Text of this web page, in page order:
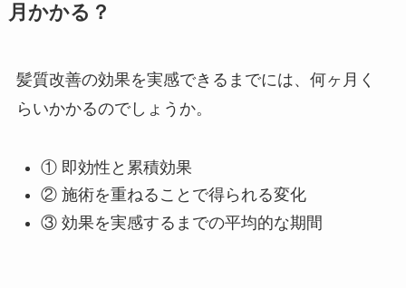
月かかる？
髪質改善の効果を実感できるまでには、何ヶ月く
らいかかるのでしょうか。
① 即効性と累積効果
② 施術を重ねることで得られる変化
③ 効果を実感するまでの平均的な期間